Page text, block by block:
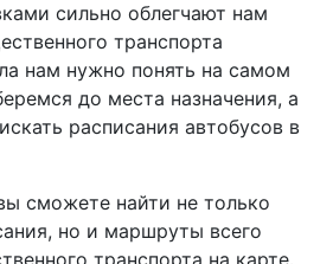
сильно облегчают нам
транспорта
нам нужно понять на самом
до места назначения, а
расписания автобусов в
сможете найти не только
но и маршруты всего
транспорта на карте.